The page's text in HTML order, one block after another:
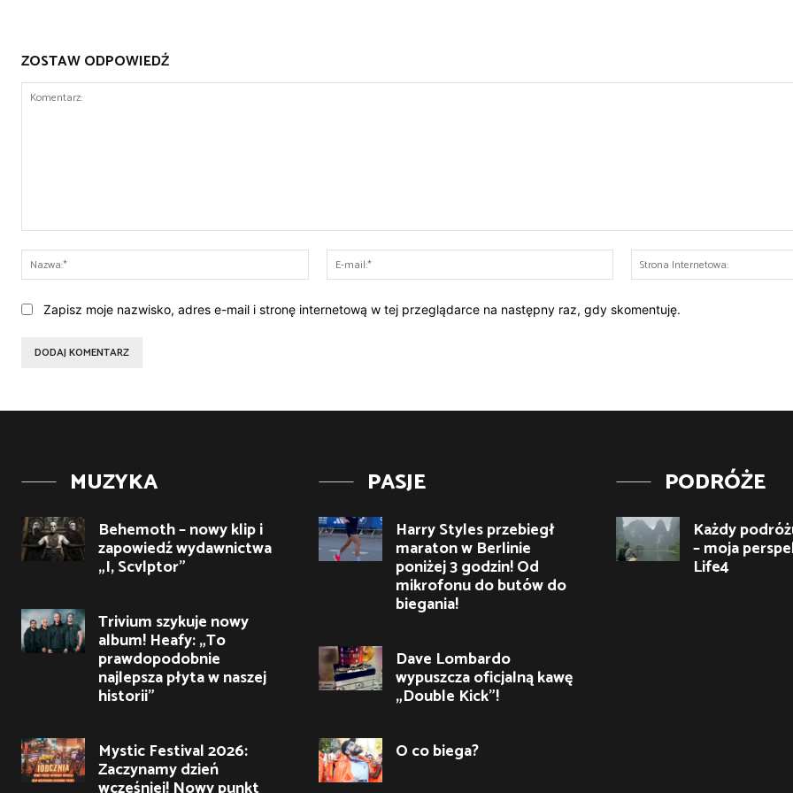
ZOSTAW ODPOWIEDŹ
Nazwa:*
mail:*
Zapisz moje nazwisko, adres e-mail i stronę internetową w tej przeglądarce na następny raz, gdy skomentuję.
MUZYKA
Behemoth – nowy klip i
zapowiedź wydawnictwa
„I, Scvlptor”
Trivium szykuje nowy
album! Heafy: „To
prawdopodobnie
najlepsza płyta w naszej
historii”
Mystic Festival 2026:
Zaczynamy dzień
PASJE
Harry Styles przebiegł
maraton w Berlinie
poniżej 3 godzin! Od
mikrofonu do butów do
biegania!
Dave Lombardo
wypuszcza oficjalną kawę
„Double Kick”!
O co biega?
PODRÓŻE
Każdy
– moja
Life4